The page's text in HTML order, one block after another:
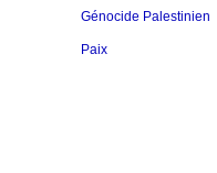
Génocide Palestinien
Paix